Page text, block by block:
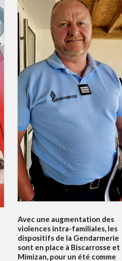
Avec une augmentation des
violences intra-familiales, les
dispositifs de la Gendarmerie
sont en place à Biscarrosse et
Mimizan, pour un été comme